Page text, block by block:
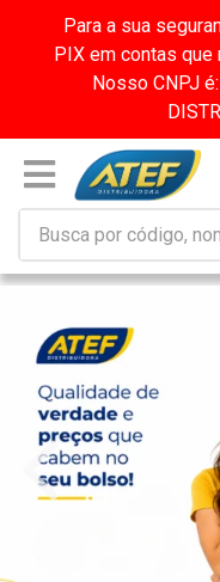
Para a sua
PIX em contas que
Nosso CNPJ